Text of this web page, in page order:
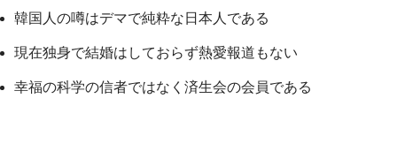
韓国人の噂はデマで純粋な日本人である
現在独身で結婚はしておらず熱愛報道もない
幸福の科学の信者ではなく済生会の会員である